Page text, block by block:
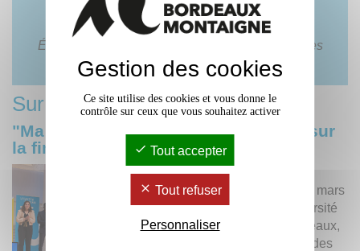
Plan de l'université
Évènement ouvert à tous dans la limite des places
disponibles
Sur le même thème
"Ma thèse en 180 secondes", retour sur
la finale régionale 2022
mardi 29 mars
à l'Université
de Bordeaux,
la finale des
Gestion des cookies
Ce site utilise des cookies et vous donne le
contrôle sur ceux que vous souhaitez activer
Tout accepter
Tout refuser
Personnaliser